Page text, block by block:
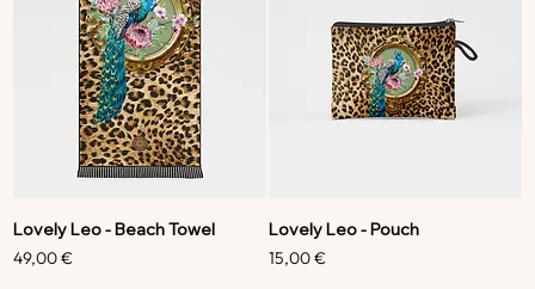
Lovely Leo - Beach Towel
Precio
49,00 €
Lovely Leo - Pouch
Precio
15,00 €